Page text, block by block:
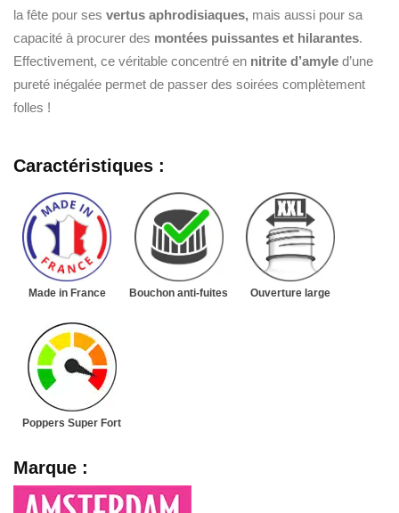
la fête pour ses vertus aphrodisiaques, mais aussi pour sa
capacité à procurer des montées puissantes et hilarantes.
Effectivement, ce véritable concentré en nitrite d’amyle d’une
pureté inégalée permet de passer des soirées complètement
folles !
Caractéristiques :
Made in France Bouchon anti-fuites Ouverture large
Poppers Super Fort
Marque :